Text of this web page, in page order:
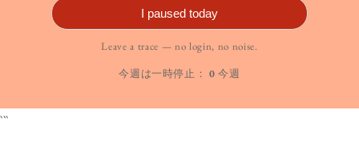
I paused today
Leave a trace — no login, no noise.
今週は一時停止： 0 今週
```